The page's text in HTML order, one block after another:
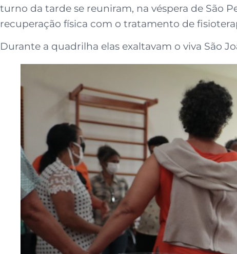
turno da tarde se reuniram, na véspera de São
recuperação física com o tratamento de
Durante a quadrilha elas exaltavam o viva São